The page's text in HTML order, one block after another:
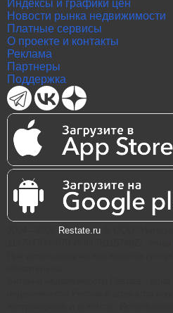
Индексы и графики цен
Новости рынка недвижимости
Платные сервисы
О проекте и контакты
Реклама
Партнеры
Поддержка
Restate.ru